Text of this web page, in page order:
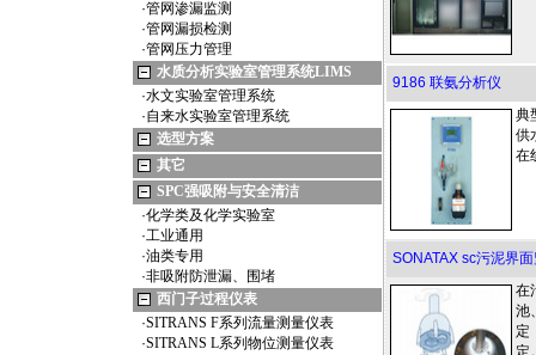
·管网渗漏监测
·管网漏损检测
·管网压力管理
水质分析实验室管理系统LIMS
·水文实验室管理系统
·自来水实验室管理系统
选型方案
其它
SPC强吸附与安全清洁
·化学类及化学实验室
·工业通用
·油类专用
·非吸附防泄漏、围堵
西门子过程仪表
·SITRANS F系列流量测量仪表
·SITRANS L系列物位测量仪表
9186 联氨分析仪
典
供
在
SONATAX sc污泥界
在
池
定
定